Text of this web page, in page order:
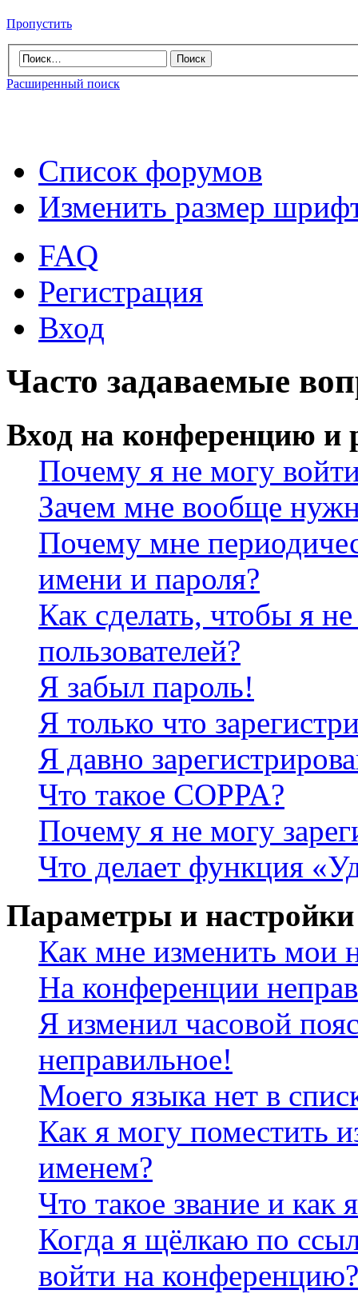
Пропустить
Расширенный поиск
Список форумов
Изменить размер
FAQ
Регистрация
Вход
Часто задаваемые
Вход на конференцию и
Почему я не могу
Зачем мне вообще
Почему мне
имени и пароля?
Как сделать, чтобы я
пользователей?
Я забыл пароль!
Я только что
Я давно
Что такое COPPA?
Почему я не могу
Что делает функция
Параметры и настройки
Как мне изменить мои
На конференции
Я изменил часовой
неправильное!
Моего языка нет в
Как я могу поместить
именем?
Что такое звание и как
Когда я щёлкаю по
войти на конференцию?